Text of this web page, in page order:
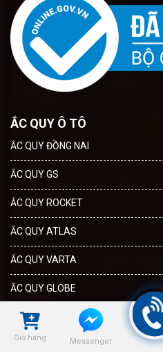
Giỏ hàng Messenger
ẮC QUY Ô TÔ
ẮC QUY ĐỒNG NAI
ẮC QUY GS
ẮC QUY ROCKET
ẮC QUY ATLAS
ẮC QUY VARTA
ẮC QUY GLOBE
CHÍNH SÁCH
CHÍNH SÁCH MUA HÀNG